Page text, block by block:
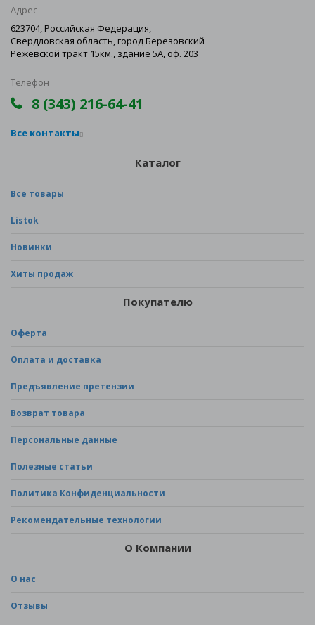
Адрес
623704, Российская Федерация,
Свердловская область, город Березовский
Режевской тракт 15км., здание 5А, оф. 203
Телефон
8 (343) 216-64-41
Все контакты
Каталог
Все товары
Listok
Новинки
Хиты продаж
Покупателю
Оферта
Оплата и доставка
Предъявление претензии
Возврат товара
Персональные данные
Полезные статьи
Политика Конфиденциальности
Рекомендательные технологии
О Компании
О нас
Отзывы